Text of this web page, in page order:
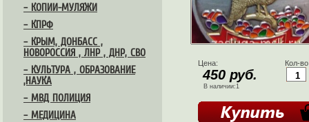
– КОПИИ-МУЛЯЖИ
– КПРФ
– КРЫМ, ДОНБАСС ,
НОВОРОССИЯ , ЛНР , ДНР, СВО
– КУЛЬТУРА , ОБРАЗОВАНИЕ
,НАУКА
– МВД ПОЛИЦИЯ
– МЕДИЦИНА
Цена:
450 руб.
В наличии:1
Кол-